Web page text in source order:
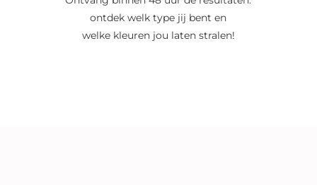
ontdek welk type jij bent en
welke kleuren jou laten stralen!